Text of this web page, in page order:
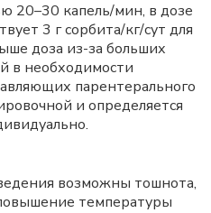
20–30 капель/мин, в дозе
3 г сорбита/кг/сут для
доза из-за больших
в необходимости
парентерального
и определяется
возможны тошнота,
температуры